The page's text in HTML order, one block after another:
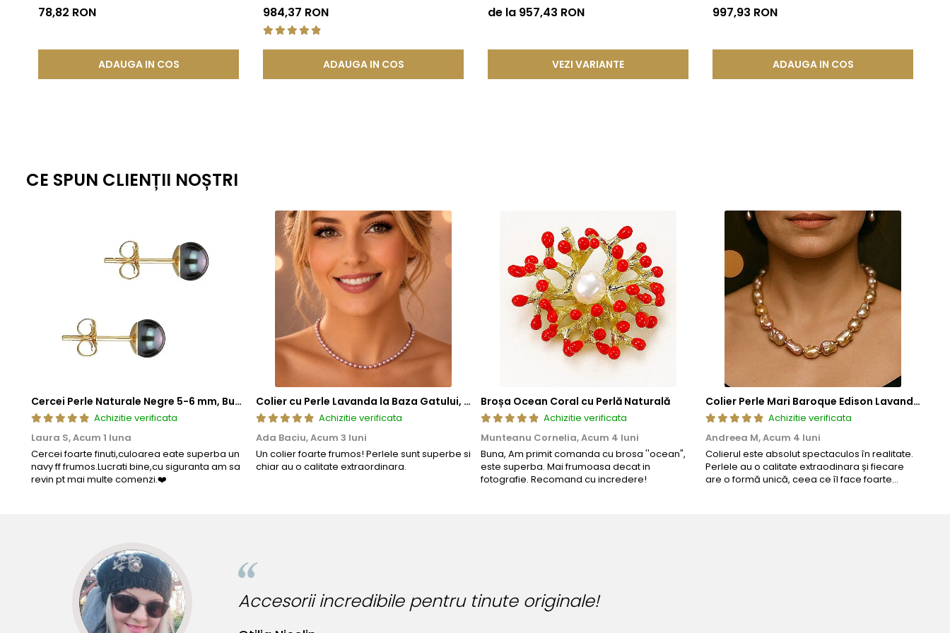
Aflați mai multe despre perlele Akoya aici: Perlele de Akoya – Mărgăritare pescuite din apele Japoniei
KASKADDA®
78,82 RON
ADAUGA IN COS
984,37 RON
ADAUGA IN COS
KASKADDA®
de la 957,43 RON
VEZI VARIANTE
997,93 RON
ADAUGA IN COS
CE SPUN CLIENȚII NOȘTRI
Cercei Perle Naturale Negre 5-6 mm, Buton AAA, Aur 14K (aur 585), Tip Șurub | KASKADDA®
Achizitie verificata
Laura S,Acum 1 luna
Cercei foarte finuti,culoarea eate superba un
navy ff frumos.Lucrati bine,cu siguranta am sa
revin pt mai multe comenzi.❤️
Colier cu Perle Lavanda la Baza Gatului, de 4-5 mm, Perle Rare, Calitate AAA+, Aur 14K | KASKADDA®
Achizitie verificata
Ada Baciu,Acum 3 luni
Un colier foarte frumos! Perlele sunt superbe si
chiar au o calitate extraordinara.
Broșa Ocean Coral cu Perlă Naturală
Achizitie verificata
Munteanu Cornelia,Acum 4 luni
Buna, Am primit comanda cu brosa ''ocean",
este superba. Mai frumoasa decat in
fotografie. Recomand cu incredere!
Colier Perle Mari Baroque Edison Lavandă, Calitatea AAA, Aur 14K | KASKADDA®
Achizitie verificata
Andreea M,Acum 4 luni
Colierul este absolut spectaculos în realitate.
Perlele au o calitate extraodinara și fiecare
are o formă unică, ceea ce îl face foarte
incredibile pentru tinute originale!